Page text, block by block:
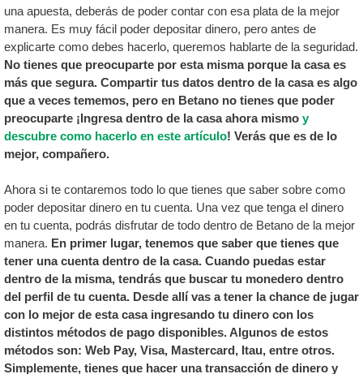
una apuesta, deberás de poder contar con esa plata de la mejor
manera. Es muy fácil poder depositar dinero, pero antes de
explicarte como debes hacerlo, queremos hablarte de la seguridad.
No tienes que preocuparte por esta misma porque la casa es
más que segura. Compartir tus datos dentro de la casa es algo
que a veces tememos, pero en Betano no tienes que poder
preocuparte ¡Ingresa dentro de la casa ahora mismo y
descubre como hacerlo en este artículo! Verás que es de lo
mejor, compañero.
Ahora si te contaremos todo lo que tienes que saber sobre como
poder depositar dinero en tu cuenta. Una vez que tenga el dinero
en tu cuenta, podrás disfrutar de todo dentro de Betano de la mejor
manera. En primer lugar, tenemos que saber que tienes que
tener una cuenta dentro de la casa. Cuando puedas estar
dentro de la misma, tendrás que buscar tu monedero dentro
del perfil de tu cuenta. Desde allí vas a tener la chance de jugar
con lo mejor de esta casa ingresando tu dinero con los
distintos métodos de pago disponibles. Algunos de estos
métodos son: Web Pay, Visa, Mastercard, Itau, entre otros.
Simplemente, tienes que hacer una transacción de dinero y